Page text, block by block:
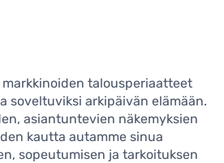
markkinoiden talousperiaatteet
soveltuviksi arkipäivän elämään.
asiantuntevien näkemyksien
kautta autamme sinua
sopeutumisen ja tarkoituksen